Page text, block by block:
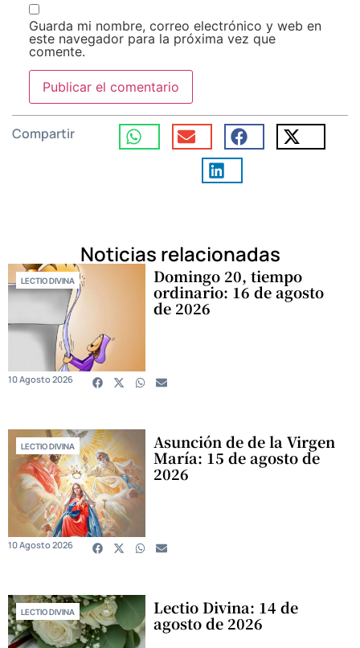
Guarda mi nombre, correo electrónico y web en
este navegador para la próxima vez que
comente.
Compartir
Noticias relacionadas
LECTIO DIVINA Domingo 20, tiempo
ordinario: 16 de agosto
de 2026
10 Agosto 2026
LECTIO DIVINA Asunción de de la Virgen
María: 15 de agosto de
2026
10 Agosto 2026
LECTIO DIVINA Lectio Divina: 14 de
agosto de 2026